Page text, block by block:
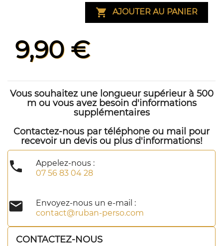
 AJOUTER AU PANIER
9,90 €
Vous souhaitez une longueur supérieur à 500
m ou vous avez besoin d'informations
supplémentaires
Contactez-nous par téléphone ou mail pour
recevoir un devis ou plus d'informations!

Appelez-nous :
07 56 83 04 28

Envoyez-nous un e-mail :
contact@ruban-perso.com
CONTACTEZ-NOUS